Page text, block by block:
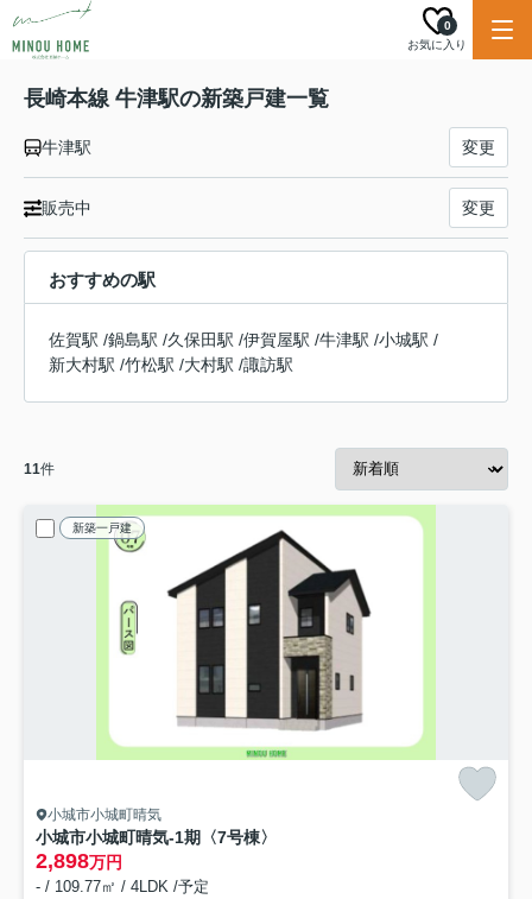
お気に入り
0
長崎本線 牛津駅の新築戸建一覧
牛津駅 変更
販売中 変更
おすすめの駅
佐賀駅 /鍋島駅 /久保田駅 /伊賀屋駅 /牛津駅 /小城駅 /
新大村駅 /竹松駅 /大村駅 /諏訪駅
11件
新築一戸建
小城市小城町晴気
小城市小城町晴気-1期 〈7号棟〉
2,898万円
- / 109.77㎡ / 4LDK /予定